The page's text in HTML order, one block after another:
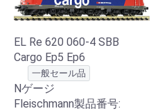
EL Re 620 060-4 SBB
Cargo Ep5 Ep6
一般セール品
Nゲージ
Fleischmann製品番号: